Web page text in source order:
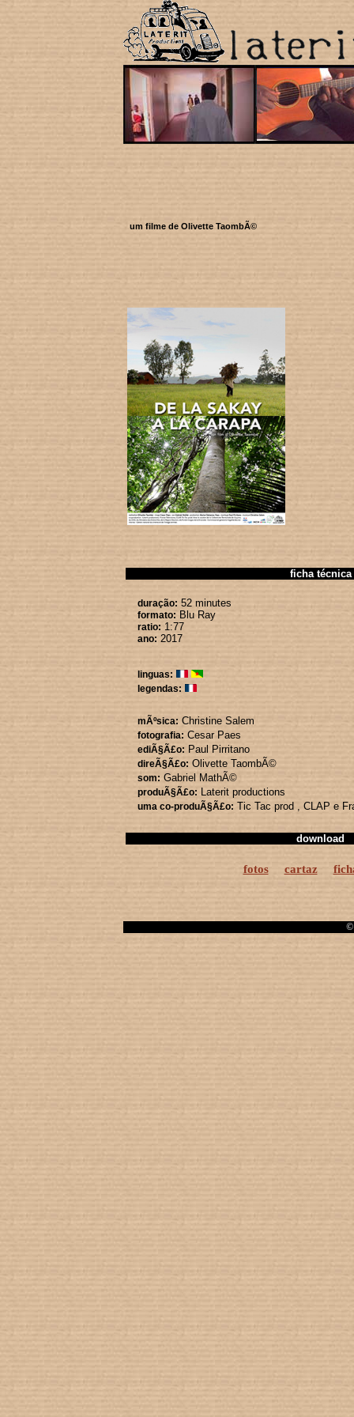
um filme de Olivette TaombÃ©
ficha técnica
duração: 52 minutes
formato: Blu Ray
ratio: 1:77
ano: 2017
linguas:
legendas:
mÃºsica: Christine Salem
fotografia: Cesar Paes
ediÃ§Ã£o: Paul Pirritano
direÃ§Ã£o: Olivette TaombÃ©
som: Gabriel MathÃ©
produÃ§Ã£o: Laterit productions
uma co-produÃ§Ã£o: Tic Tac prod , CLAP e
download
fotos cartaz
©